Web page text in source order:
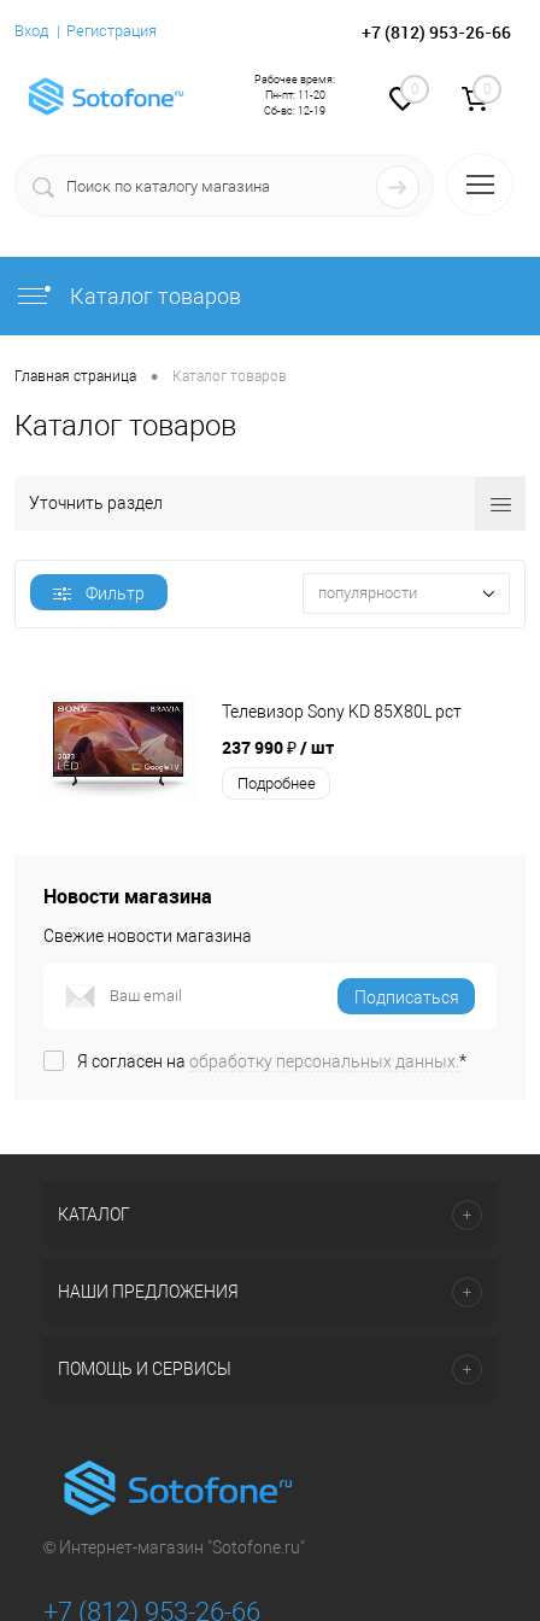
Вход Регистрация +7 (812) 953-26-66
0 0
Рабочее время:
Пн-пт: 11-20
Сб-вс: 12-19
Каталог товаров
Главная страница • Каталог товаров
Каталог товаров
Уточнить раздел
Фильтр популярности
Телевизор Sony KD 85X80L рст
237 990 ₽/ шт
Подробнее
Новости магазина
Свежие новости магазина
Подписаться
Я согласен на обработку персональных данных.*
КАТАЛОГ
НАШИ ПРЕДЛОЖЕНИЯ
ПОМОЩЬ И СЕРВИСЫ
© Интернет-магазин "Sotofone.ru"
+7 (812) 953-26-66